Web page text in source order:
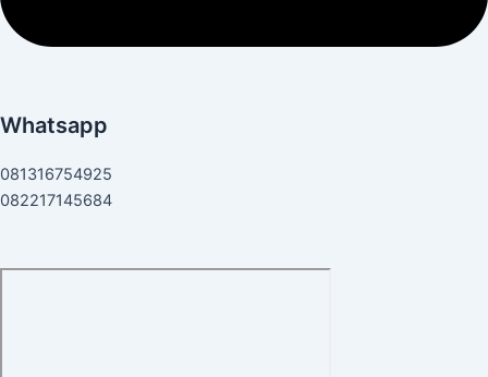
Whatsapp
081316754925
082217145684